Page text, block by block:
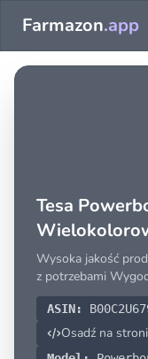
Farmazon.app
Tesa
Wysoka jakość
z potrzebami
ASIN:
Osadź na